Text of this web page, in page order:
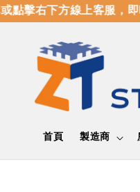
擊右下方線上客服，即
首頁 製造商